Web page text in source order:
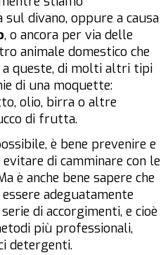
divano, oppure a causa
, o ancora per via delle
animale domestico che
queste, di molti altri tipi
di una moquette:
olio, birra o altre
di frutta.
è bene prevenire e
di camminare con le
è anche bene sapere che
adeguatamente
di accorgimenti, e cioè
più professionali,
detergenti.